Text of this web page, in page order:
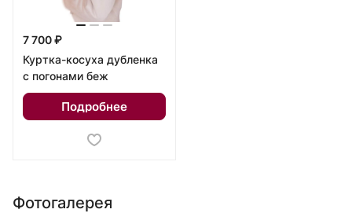
7 700 ₽
Куртка-косуха дубленка
с погонами беж
Подробнее
Фотогалерея